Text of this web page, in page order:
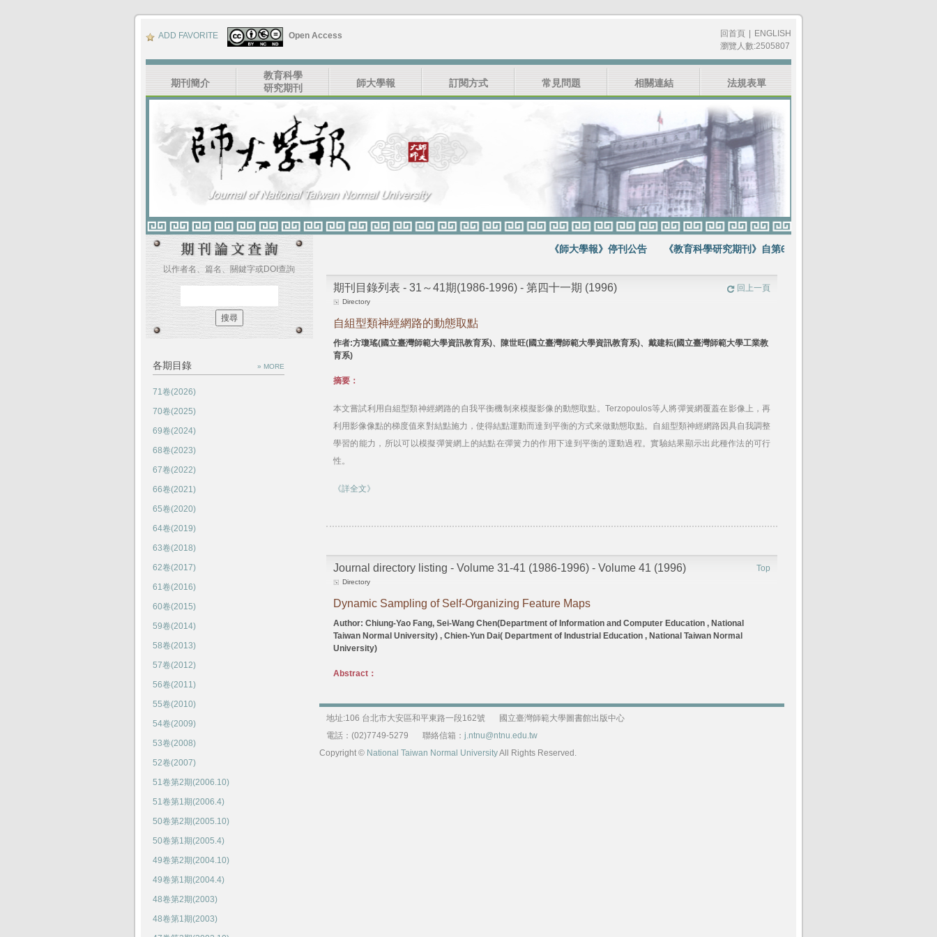
ADD FAVORITE Open Access 回首頁
ENGLISH
瀏覽人數:2505807
期刊簡介
教育科學
研究期刊
師大學報 訂閱方式 常見問題 相關連結 法規表單
以作者名、篇名、關鍵字或DOI查詢
各期目錄 » MORE
71卷(2026)
70卷(2025)
69卷(2024)
68卷(2023)
67卷(2022)
66卷(2021)
65卷(2020)
64卷(2019)
63卷(2018)
62卷(2017)
61卷(2016)
60卷(2015)
59卷(2014)
58卷(2013)
57卷(2012)
56卷(2011)
55卷(2010)
54卷(2009)
53卷(2008)
52卷(2007)
51卷第2期(2006.10)
51卷第1期(2006.4)
50卷第2期(2005.10)
50卷第1期(2005.4)
49卷第2期(2004.10)
49卷第1期(2004.4)
48卷第2期(2003)
48卷第1期(2003)
《師大學報》停刊公告 《教育科學研究期刊》自第64卷第1期起不再出版紙本期刊
期刊目錄列表 - 31～41期(1986-1996) - 第四十一期 (1996)
Directory
回上一頁
自組型類神經網路的動態取點
作者:方瓊瑤(國立臺灣師範大學資訊教育系)、陳世旺(國立臺灣師範大學資訊教育系)、戴建耘(國立臺灣師範大學工業教
育系)
摘要：
本文嘗試利用自組型類神經網路的自我平衡機制來模擬影像的動態取點。Terzopoulos等人將彈簧網覆蓋在影像上，再
利用影像像點的梯度值來對結點施力，使得結點運動而達到平衡的方式來做動態取點。自組型類神經網路因具自我調整
學習的能力，所以可以模擬彈簧網上的結點在彈簧力的作用下達到平衡的運動過程。實驗結果顯示出此種作法的可行
性。
《詳全文》
Journal directory listing - Volume 31-41 (1986-1996) - Volume 41 (1996)
Directory
Top
Dynamic Sampling of Self-Organizing Feature Maps
Author: Chiung-Yao Fang, Sei-Wang Chen(Department of Information and Computer Education , National
Taiwan Normal University) , Chien-Yun Dai( Department of Industrial Education , National Taiwan Normal
University)
Abstract：
地址:106 台北市大安區和平東路一段162號
國立臺灣師範大學圖書館出版中心
電話：(02)7749-5279
聯絡信箱： j.ntnu@ntnu.edu.tw
Copyright © National Taiwan Normal UniversityAll Rights Reserved.